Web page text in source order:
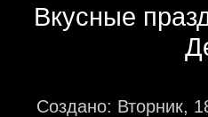
Вкусные
Создано: Вторник,